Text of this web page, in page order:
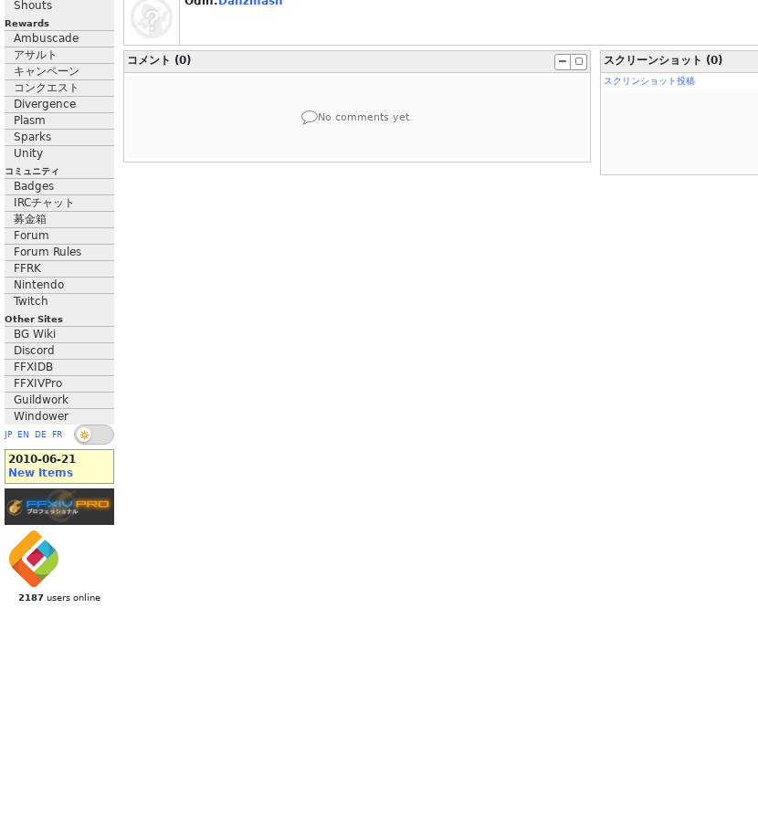
Shouts
Rewards
Ambuscade
アサルト
キャンペーン
コンクエスト
Divergence
Plasm
Sparks
Unity
コミュニティ
Badges
IRCチャット
募金箱
Forum
Forum Rules
FFRK
Nintendo
Twitch
Other Sites
BG Wiki
Discord
FFXIDB
FFXIVPro
Guildwork
Windower
JP EN DE FR
2010-06-21
New Items
2187 users online
コメント (0)
No comments yet.
スクリーンショット (0)
スクリンショット投稿